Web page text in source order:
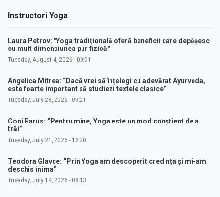
Instructori Yoga
Laura Petrov: "Yoga tradițională oferă beneficii care depășesc
cu mult dimensiunea pur fizică"
Tuesday, August 4, 2026 - 09:01
Angelica Mitrea: “Dacă vrei să înțelegi cu adevărat Ayurveda,
este foarte important să studiezi textele clasice”
Tuesday, July 28, 2026 - 09:21
Coni Barus: “Pentru mine, Yoga este un mod conștient de a
trăi”
Tuesday, July 21, 2026 - 12:20
Teodora Glavce: “Prin Yoga am descoperit credința și mi-am
deschis inima”
Tuesday, July 14, 2026 - 08:13